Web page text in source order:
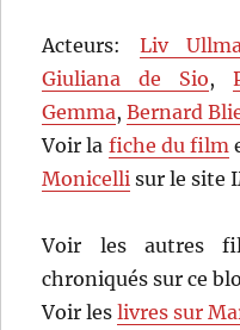
Acteurs: Liv
Giuliana de Sio,
Gemma,Bernard
Voir la fiche du film
Monicelli sur le site
Voir les autres
chroniqués sur ce
Voir leslivres sur